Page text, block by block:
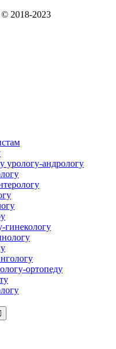
2018-2023
урологу-андрологу
гинекологу
ортопеду